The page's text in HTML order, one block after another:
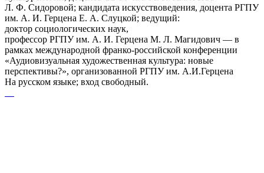
Л. Ф. Сидоровой; кандидата искусствоведения, доцента РГПУ
им. А. И. Герцена Е. А. Слуцкой; ведущий:
доктор социологических наук,
профессор РГПУ им. А. И. Герцена М. Л. Магидович — в
рамках международной франко-российской конференции
«Аудиовизуальная художественная культура: новые
перспективы?», организованной РГПУ им. А.И.Герцена
На русском языке; вход свободный.